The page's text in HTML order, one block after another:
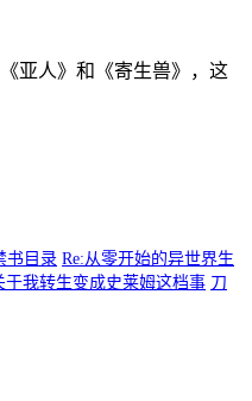
亚人》和《寄生兽》，这
书目录 Re:从零开始的异世界生
于我转生变成史莱姆这档事 刀